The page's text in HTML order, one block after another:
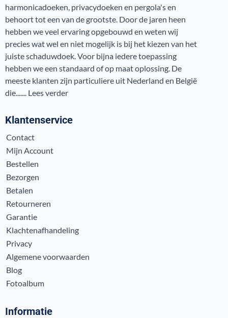
harmonicadoeken, privacydoeken en pergola's en
behoort tot een van de grootste. Door de jaren heen
hebben we veel ervaring opgebouwd en weten wij
precies wat wel en niet mogelijk is bij het kiezen van het
juiste schaduwdoek. Voor bijna iedere toepassing
hebben we een standaard of op maat oplossing. De
meeste klanten zijn particuliere uit Nederland en België
die....... Lees verder
Klantenservice
Contact
Mijn Account
Bestellen
Bezorgen
Betalen
Retourneren
Garantie
Klachtenafhandeling
Privacy
Algemene voorwaarden
Blog
Fotoalbum
Informatie